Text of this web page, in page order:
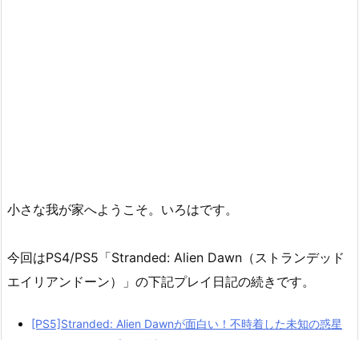
小さな我が家へようこそ。いろはです。
今回はPS4/PS5「Stranded: Alien Dawn（ストランデッド
エイリアンドーン）」の下記プレイ日記の続きです。
[PS5]Stranded: Alien Dawnが面白い！不時着した未知の惑星